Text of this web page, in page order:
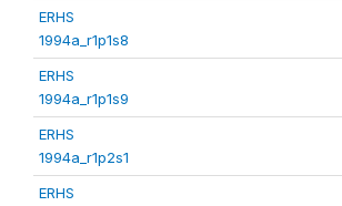
ERHS
1994a_r1p1s8
ERHS
1994a_r1p1s9
ERHS
1994a_r1p2s1
ERHS